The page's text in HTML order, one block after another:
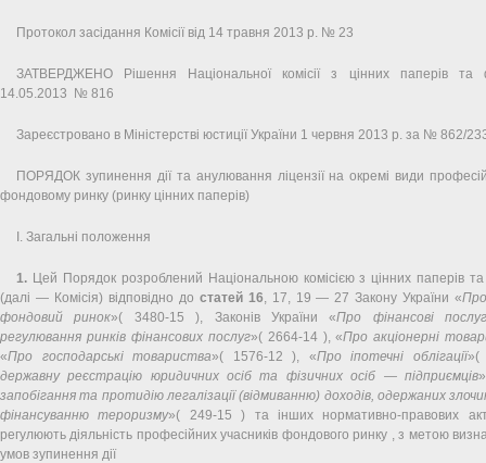
Протокол засідання Комісії від 14 травня 2013 р. № 23
ЗАТВЕРДЖЕНО Рішення Національної комісії з цінних паперів та
14.05.2013 № 816
Зареєстровано в Міністерстві юстиції України 1 червня 2013 р. за № 862/
ПОРЯДОК зупинення дії та анулювання ліцензії на окремі види
фондовому ринку (ринку цінних паперів)
І. Загальні положення
1. Цей Порядок розроблений Національною комісією з цінних паперів
(далі — Комісія) відповідно до статей 16, 17, 19 — 27 Закону України «
фондовий ринок»( 3480-15 ), Законів України «Про фінансові
регулювання ринків фінансових послуг»( 2664-14 ), «Про акціонерні
«Про господарські товариства»( 1576-12 ), «Про іпотечні облігації»(
державну реєстрацію юридичних осіб та фізичних осіб — підприємців
запобігання та протидію легалізації (відмиванню) доходів, одержаних
фінансуванню тероризму»( 249-15 ) та інших нормативно-правових
регулюють діяльність професійних учасників фондового ринку , з метою
умов зупинення дії